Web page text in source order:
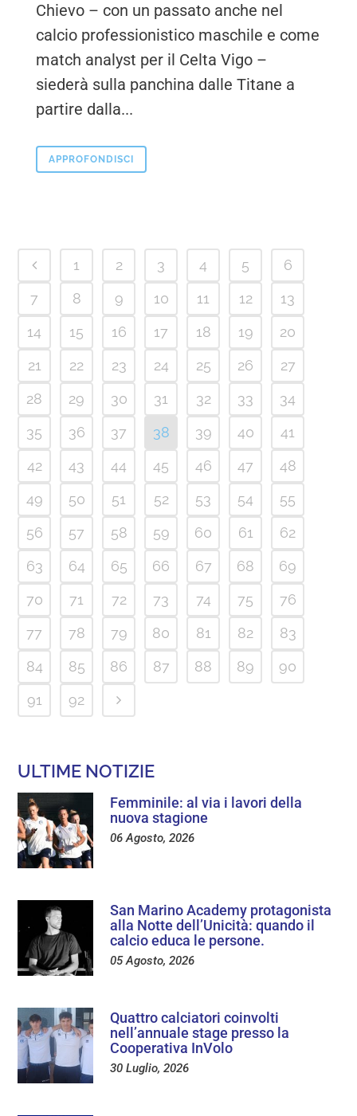
Chievo – con un passato anche nel
calcio professionistico maschile e come
match analyst per il Celta Vigo –
siederà sulla panchina dalle Titane a
partire dalla...
APPROFONDISCI
1 2 3 4 5
6
7
8 9 10 11 12
13
14
15 16 17 18 19
20
21
22 23 24 25 26
27
28
29 30 31 32 33
34
35
36 37 38 39 40
41
42
43 44 45 46 47
48
49
50 51 52 53 54
55
56
57 58 59 60 61
62
63
64 65 66 67 68
69
70
71 72 73 74 75
76
77
78 79 80 81 82
83
84
85 86 87 88 89
90
91
92
ULTIME NOTIZIE
Femminile: al via i lavori della
nuova stagione
06 Agosto, 2026
San Marino Academy protagonista
alla Notte dell’Unicità: quando il
calcio educa le persone.
05 Agosto, 2026
Quattro calciatori coinvolti
nell’annuale stage presso la
Cooperativa InVolo
30 Luglio, 2026